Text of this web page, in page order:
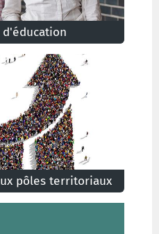
auxiliaire d'éducation:
direction,...
pôles territoriaux
de l'enseignement